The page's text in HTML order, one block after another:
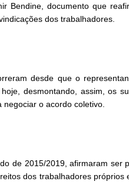
Bendine, documento que
dos trabalhadores.
desde que o
desmontando, assim, os
o acordo coletivo.
de 2015/2019, afirmaram ser
dos trabalhadores próprios